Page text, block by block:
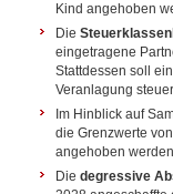
Kind angehoben
Die
eingetragene
Stattdessen soll
Veranlagung
Im Hinblick auf
die Grenzwerte
angehoben
Die degressive